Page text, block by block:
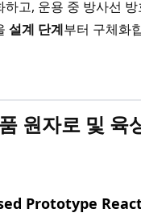
하고, 운용 중 방사선
설계 단계부터 구체화
원자로 및 육
Prototype